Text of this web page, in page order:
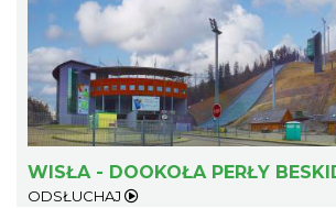
WISŁA - DOOKOŁA PERŁY
ODSŁUCHAJ